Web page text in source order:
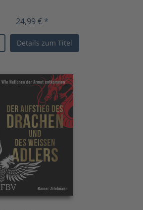
24,99 € *
Details zum Titel